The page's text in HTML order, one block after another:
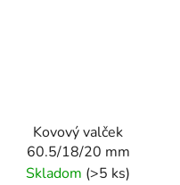
Kovový valček
60.5/18/20 mm
Skladom (>5 ks)